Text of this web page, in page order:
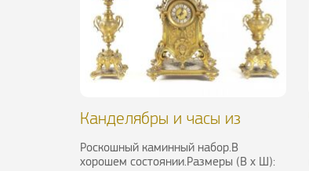
Канделябры и часы из
Роскошный каминный набор.В
хорошем состоянии.Размеры (В х Ш):